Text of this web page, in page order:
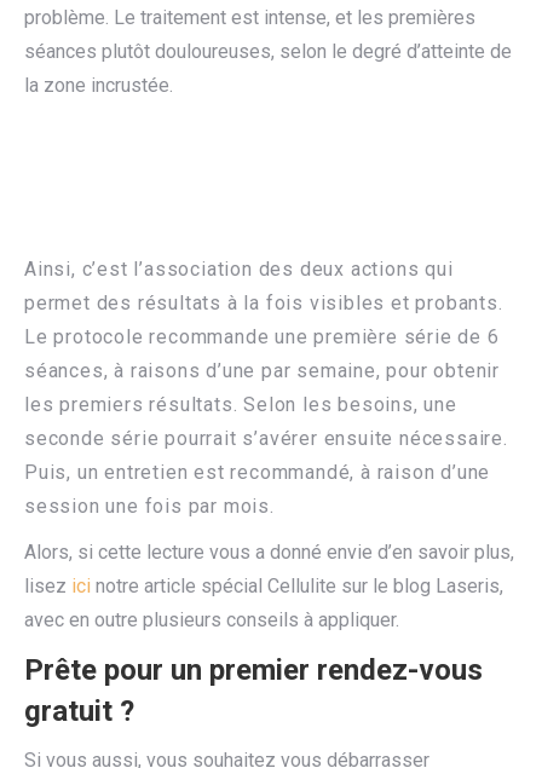
problème. Le traitement est intense, et les premières
séances plutôt douloureuses, selon le degré d’atteinte de
la zone incrustée.
Ainsi, c’est l’association des deux actions qui
permet des résultats à la fois visibles et probants.
Le protocole recommande une première série de 6
séances, à raisons d’une par semaine, pour obtenir
les premiers résultats. Selon les besoins, une
seconde série pourrait s’avérer ensuite nécessaire.
Puis, un entretien est recommandé, à raison d’une
session une fois par mois.
Alors, si cette lecture vous a donné envie d’en savoir plus,
lisez ici notre article spécial Cellulite sur le blog Laseris,
avec en outre plusieurs conseils à appliquer.
Prête pour un premier rendez-vous
gratuit ?
Si vous aussi, vous souhaitez vous débarrasser